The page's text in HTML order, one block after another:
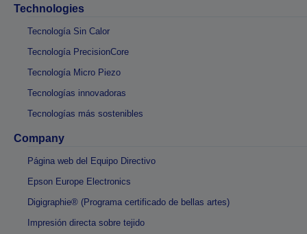
Technologies
Tecnología Sin Calor
Tecnología PrecisionCore
Tecnología Micro Piezo
Tecnologías innovadoras
Tecnologías más sostenibles
Company
Página web del Equipo Directivo
Epson Europe Electronics
Digigraphie® (Programa certificado de bellas artes)
Impresión directa sobre tejido